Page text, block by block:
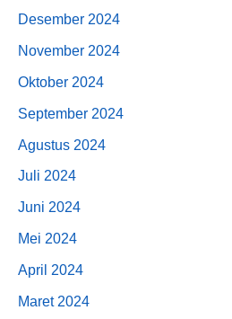
Desember 2024
November 2024
Oktober 2024
September 2024
Agustus 2024
Juli 2024
Juni 2024
Mei 2024
April 2024
Maret 2024